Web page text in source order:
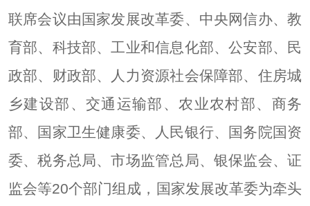
联席会议由国家发展改革委、中央网信办、教
育部、科技部、工业和信息化部、公安部、民
政部、财政部、人力资源社会保障部、住房城
乡建设部、交通运输部、农业农村部、商务
部、国家卫生健康委、人民银行、国务院国资
委、税务总局、市场监管总局、银保监会、证
监会等20个部门组成，国家发展改革委为牵头